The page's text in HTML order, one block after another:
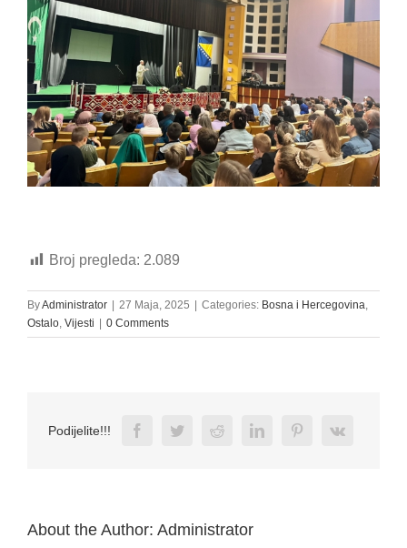
Broj pregleda: 2.089
ByAdministrator 27 Maja, 2025 Categories: Bosna i Hercegovina,
Ostalo, Vijesti 0 Comments
Podijelite!!! FacebookTwitterRedditLinkedInPinterestVk
About the Author: Administrator